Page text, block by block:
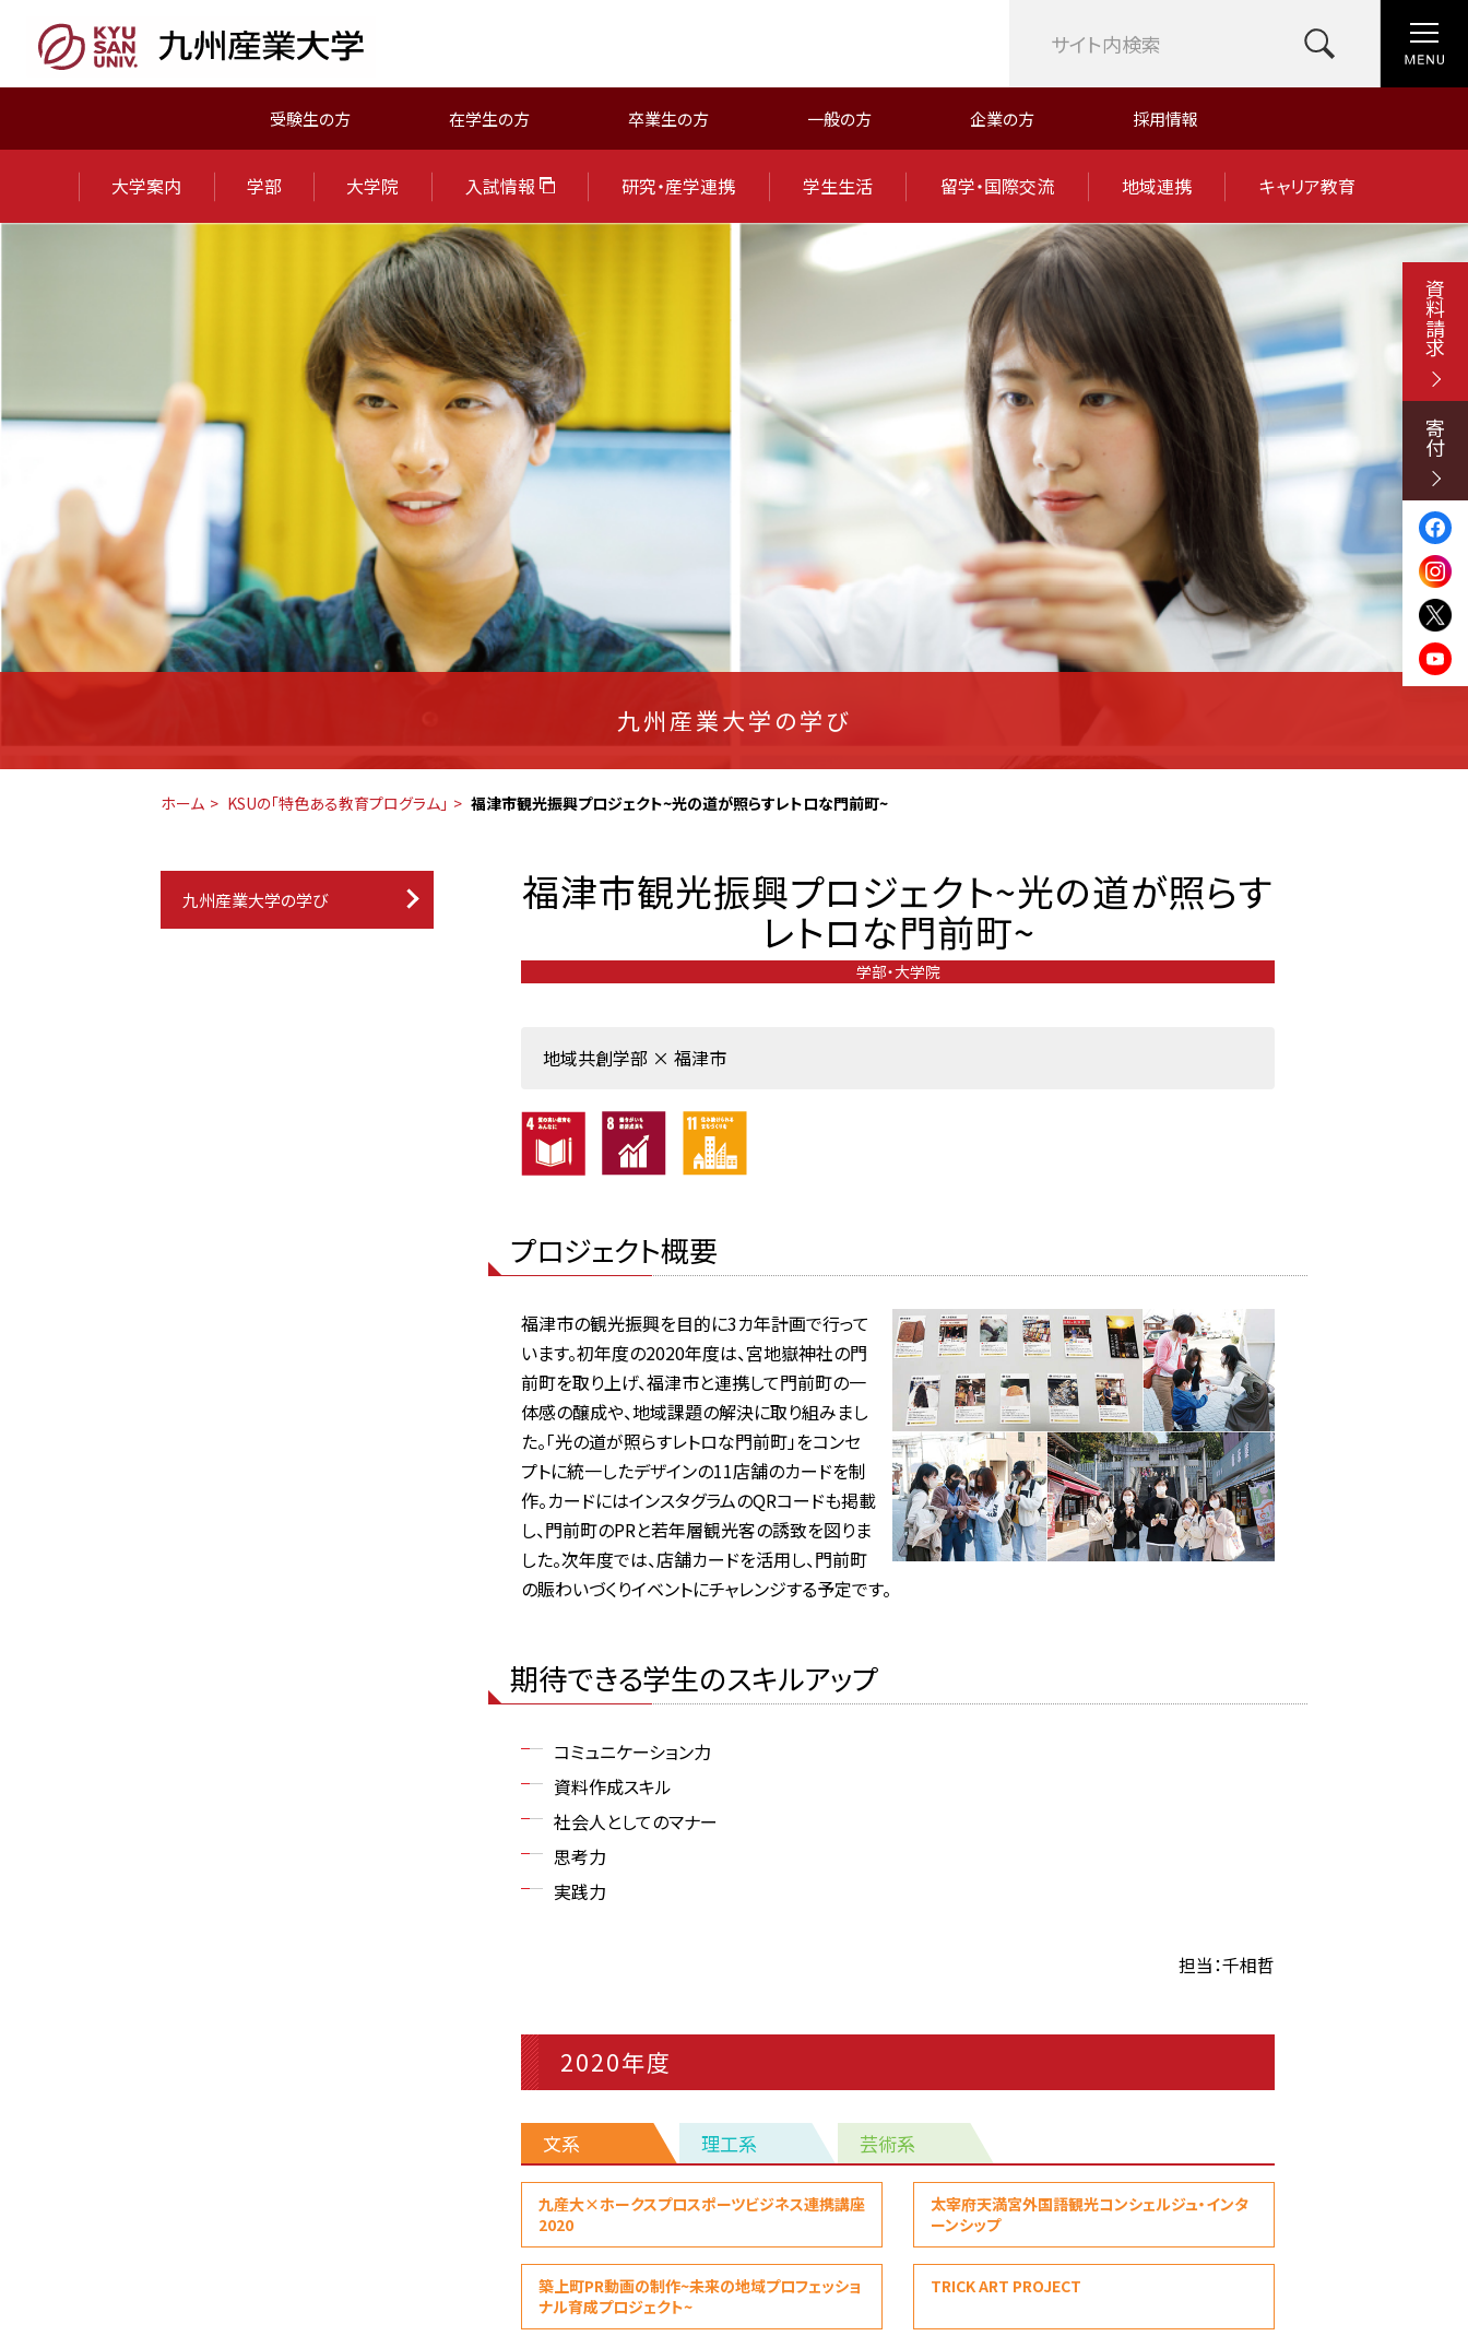
受験生の方 在学生の方 卒業生の方 一般の方 企業の方 採用情報
大学案内 学部 大学院 入試情報 研究・産学連携 学生生活 留学・国際交流 地域連携 キャリア教育
九州産業大学の学び
ホーム KSUの「特色ある教育プログラム」 福津市観光振興プロジェクト~光の道が照らすレトロな門前町~
福津市観光振興プロジェクト~光の道が照らす
レトロな門前町~
学部・大学院
地域共創学部 × 福津市
プロジェクト概要
福津市の観光振興を目的に3カ年計画で行って
います。初年度の2020年度は、宮地嶽神社の門
前町を取り上げ、福津市と連携して門前町の一
体感の醸成や、地域課題の解決に取り組みまし
た。「光の道が照らすレトロな門前町」をコンセ
プトに統一したデザインの11店舗のカードを制
作。カードにはインスタグラムのQRコードも掲載
し、門前町のPRと若年層観光客の誘致を図りま
した。次年度では、店舗カードを活用し、門前町
の賑わいづくりイベントにチャレンジする予定です。
期待できる学生のスキルアップ
コミュニケーション力
資料作成スキル
社会人としてのマナー
思考力
実践力
担当：千相哲
2020年度
文系 理工系 芸術系
九産大×ホークスプロスポーツビジネス連携講座
2020
太宰府天満宮外国語観光コンシェルジュ・インタ
ーンシップ
築上町PR動画の制作~未来の地域プロフェッショ
ナル育成プロジェクト~
TRICK ART PROJECT
九州産業大学の学び
資料請求
寄付